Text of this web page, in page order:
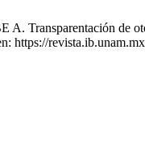
Transparentación de
https://